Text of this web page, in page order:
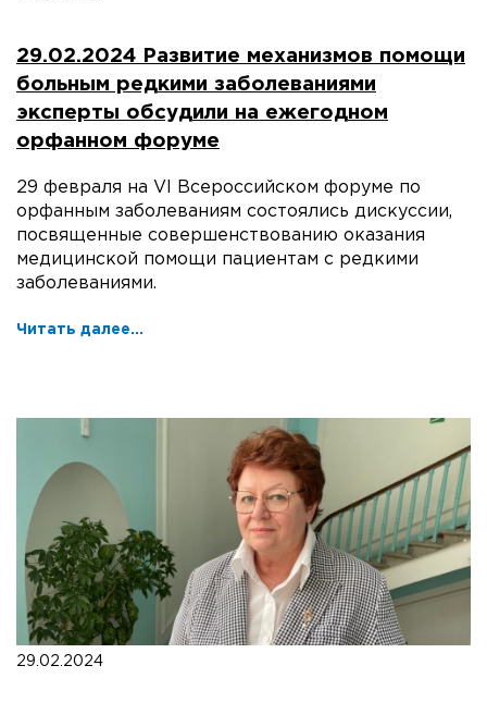
29.02.2024 Развитие механизмов помощи
больным редкими заболеваниями
эксперты обсудили на ежегодном
орфанном форуме
29 февраля на VI Всероссийском форуме по
орфанным заболеваниям состоялись дискуссии,
посвященные совершенствованию оказания
медицинской помощи пациентам с редкими
заболеваниями.
Читать далее...
29.02.2024